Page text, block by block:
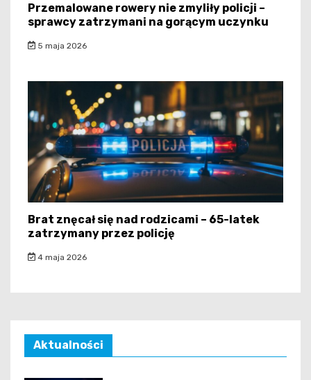
Przemalowane rowery nie zmyliły policji –
sprawcy zatrzymani na gorącym uczynku
5 maja 2026
Brat znęcał się nad rodzicami – 65-latek
zatrzymany przez policję
4 maja 2026
Aktualności